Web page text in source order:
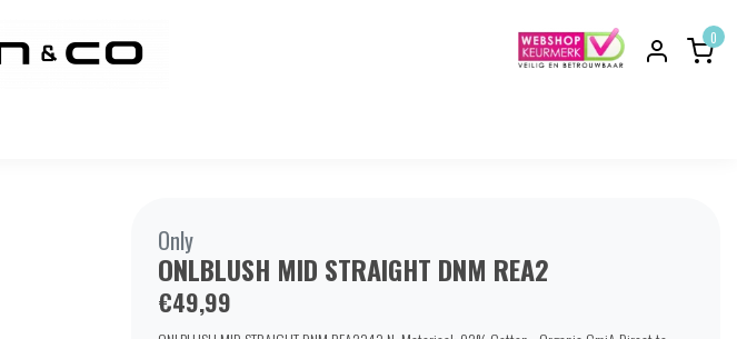
0
Only
ONLBLUSH MID STRAIGHT DNM REA2
€49,99